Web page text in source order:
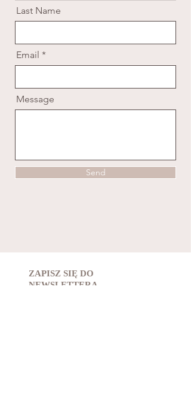
Last Name
Email
Message
Send
ZAPISZ SIĘ DO
NEWSLETTERA